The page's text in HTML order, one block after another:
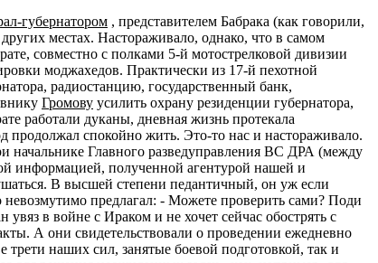
губернатором , представителем Бабрака (как говорили,
местах. Настораживало, однако, что в самом
совместно с полками 5-й мотострелковой дивизии
моджахедов. Практически из 17-й пехотной
радиостанцию, государственный банк,
Громову усилить охрану резиденции губернатора,
работали дуканы, дневная жизнь протекала
продолжал спокойно жить. Это-то нас и настораживало.
начальнике Главного разведуправления ВС ДРА (между
информацией, полученной агентурой нашей и
В высшей степени педантичный, он уж если
предлагал: - Можете проверить сами? Поди
в войне с Ираком и не хочет сейчас обострять с
А они свидетельствовали о проведении ежедневно
трети наших сил, занятые боевой подготовкой, так и